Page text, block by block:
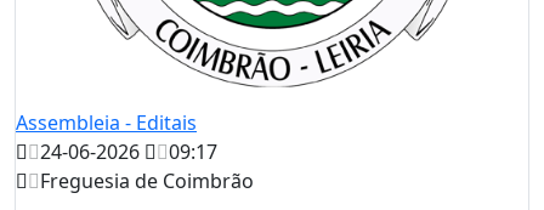
Assembleia - Editais
24-06-2026
09:17
Freguesia de Coimbrão